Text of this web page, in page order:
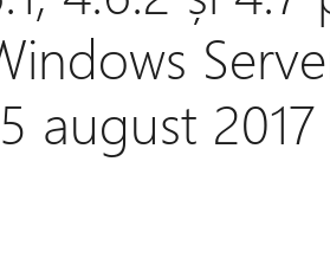
august 2017